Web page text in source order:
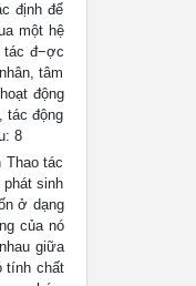
định để
một hệ
tác đ−ợc
tâm
động
tác động
8
Thao tác
sinh
ở dạng
của nó
giữa
tính chất